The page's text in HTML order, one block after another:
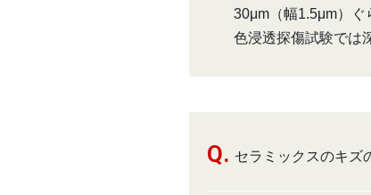
30μm（幅1.5μm）
色浸透探傷試験では
セラミックスのキズ